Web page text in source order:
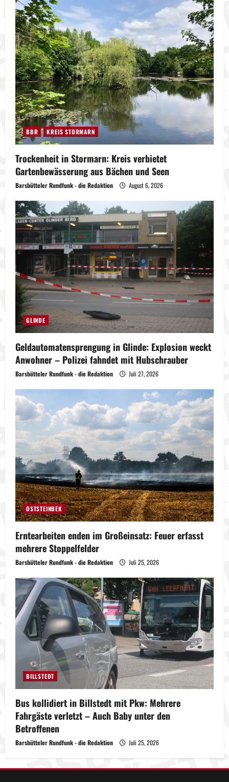
BBR KREIS STORMARN
Trockenheit in Stormarn: Kreis verbietet
Gartenbewässerung aus Bächen und Seen
Barsbütteler Rundfunk - die Redaktion August 6, 2026
GLINDE
Geldautomatensprengung in Glinde: Explosion weckt
Anwohner – Polizei fahndet mit Hubschrauber
Barsbütteler Rundfunk - die Redaktion Juli 27, 2026
OSTSTEINBEK
Erntearbeiten enden im Großeinsatz: Feuer erfasst
mehrere Stoppelfelder
Barsbütteler Rundfunk - die Redaktion Juli 25, 2026
BILLSTEDT
Bus kollidiert in Billstedt mit Pkw: Mehrere
Fahrgäste verletzt – Auch Baby unter den
Betroffenen
Barsbütteler Rundfunk - die Redaktion Juli 25, 2026